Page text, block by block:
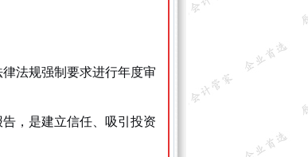
法规强制要求进行年度审
，是建立信任、吸引投资